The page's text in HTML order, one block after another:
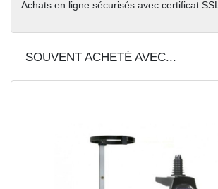
Achats en ligne sécurisés avec certificat SSL.
SOUVENT ACHETÉ AVEC...